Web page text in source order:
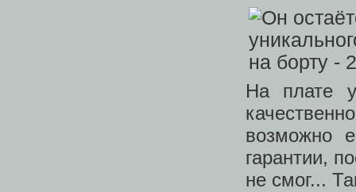
На плате
возможно
гарантии,
не смог...